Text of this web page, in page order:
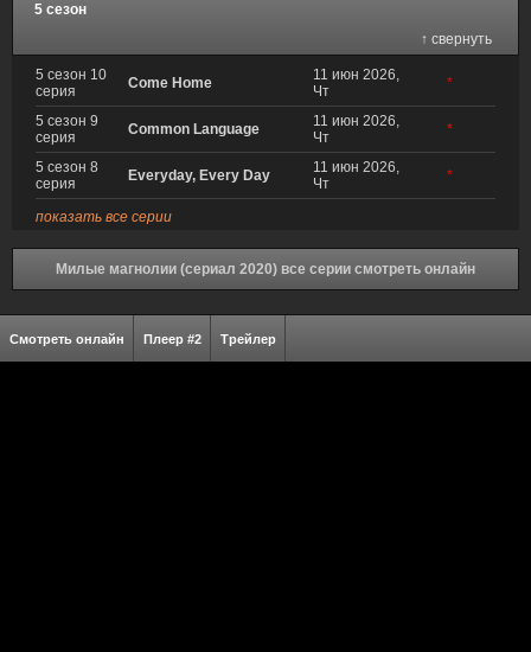
5 сезон
↑ свернуть
5 сезон 10
серия
Come Home
11 июн 2026,
Чт
*
5 сезон 9
серия
Common Language
11 июн 2026,
Чт
*
5 сезон 8
серия
Everyday, Every Day
11 июн 2026,
Чт
*
показать все серии
Милые магнолии (сериал 2020) все серии смотреть онлайн
Смотреть онлайн Плеер #2 Трейлер